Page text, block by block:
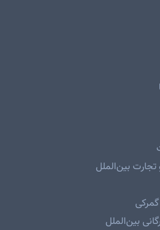
تجارت بین‌الملل
بین‌الملل